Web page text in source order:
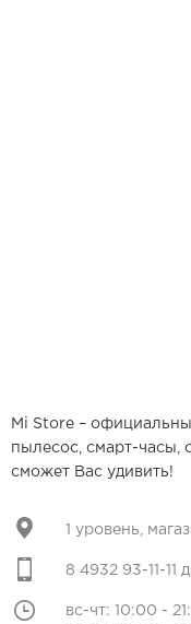
Mi Store –
пылесос, смарт-часы,
сможет Вас удивить!
1 уровень,
8 4932 93-11-11
вс-чт: 10:00 -